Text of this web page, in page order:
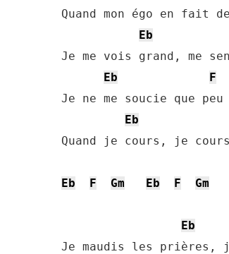
Quand mon égo en fait
Eb
Je me vois grand, me
Eb
F
Je ne me soucie que
Eb
Quand je cours, je
Eb F Gm Eb F Gm
Eb
Je maudis les prières,